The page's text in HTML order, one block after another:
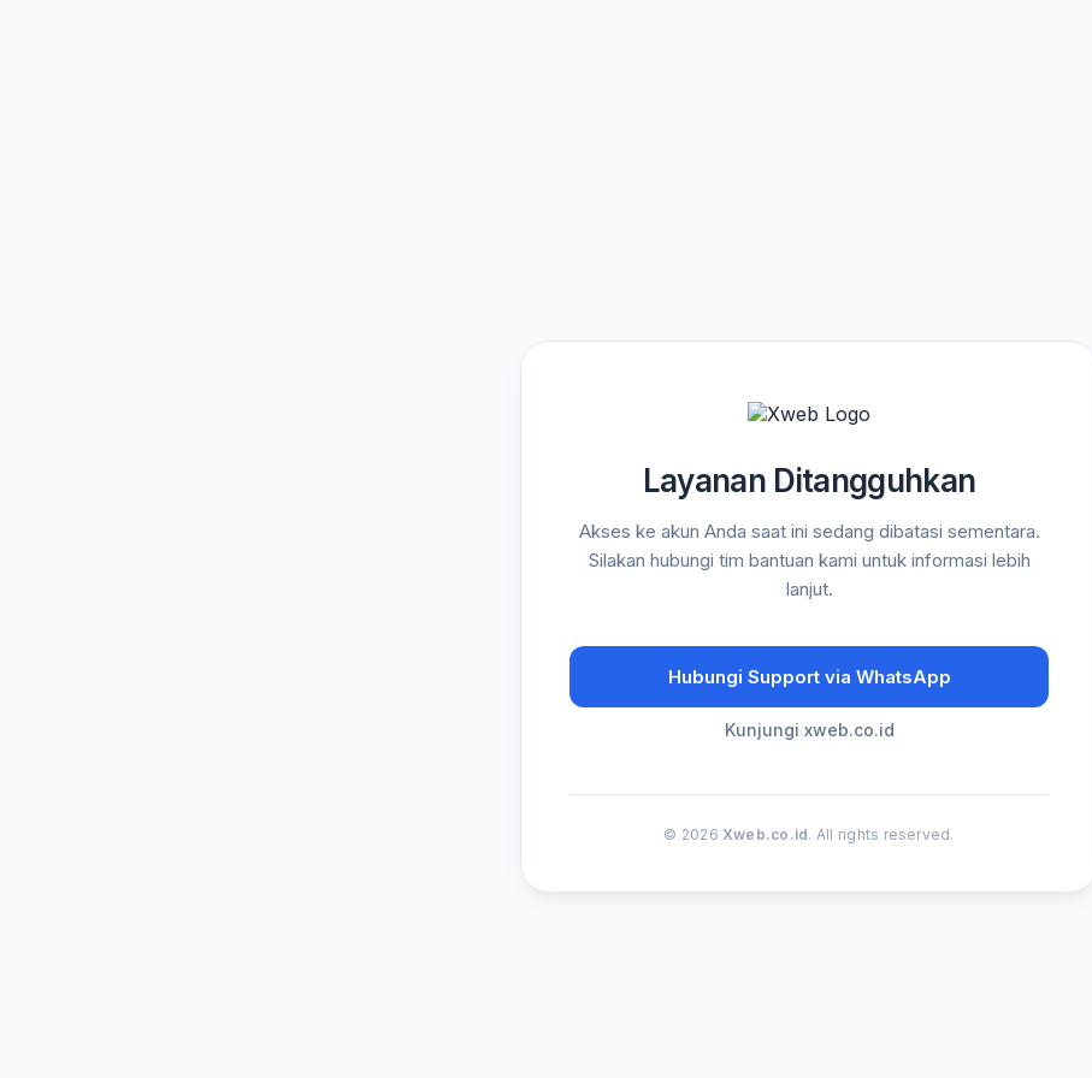
Layanan Ditangguhkan
Akses ke akun Anda saat ini sedang dibatasi sementara.
Silakan hubungi tim bantuan kami untuk informasi lebih
lanjut.
Hubungi Support via WhatsApp
Kunjungi xweb.co.id
© 2026 Xweb.co.id. All rights reserved.